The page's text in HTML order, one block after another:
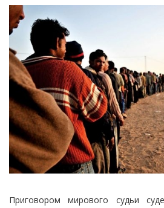
Приговором мирового судьи